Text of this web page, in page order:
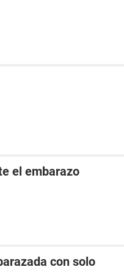
el embarazo
con solo